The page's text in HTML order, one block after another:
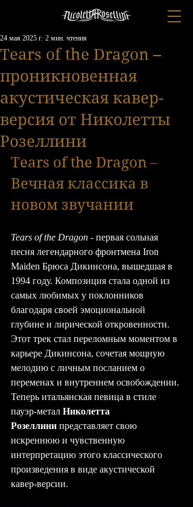
Tears of the Dragon –
проникновенная
акустическая кавер-
версия от Николетты
Розеллини
24 мая 2025 г. 2 мин. чтения
Tears of the Dragon –
Вечная классика в
новом звучании
Tears of the Dragon - первая сольная
песня легендарного фронтмена Iron
Maiden Брюса Дикинсона, вышедшая в
1994 году. Композиция стала одной из
самых любимых у поклонников
благодаря своей эмоциональной
глубине и лирической откровенности.
Этот трек стал переломным моментом в
карьере Дикинсона, сочетая мощную
мелодию с личным посланием о
переменах и внутреннем освобождении.
Теперь итальянская певица в стиле
пауэр-метал Николетта
Розеллини представляет свою
искреннюю и чувственную
интерпретацию этого классического
произведения в виде акустической
кавер-версии.